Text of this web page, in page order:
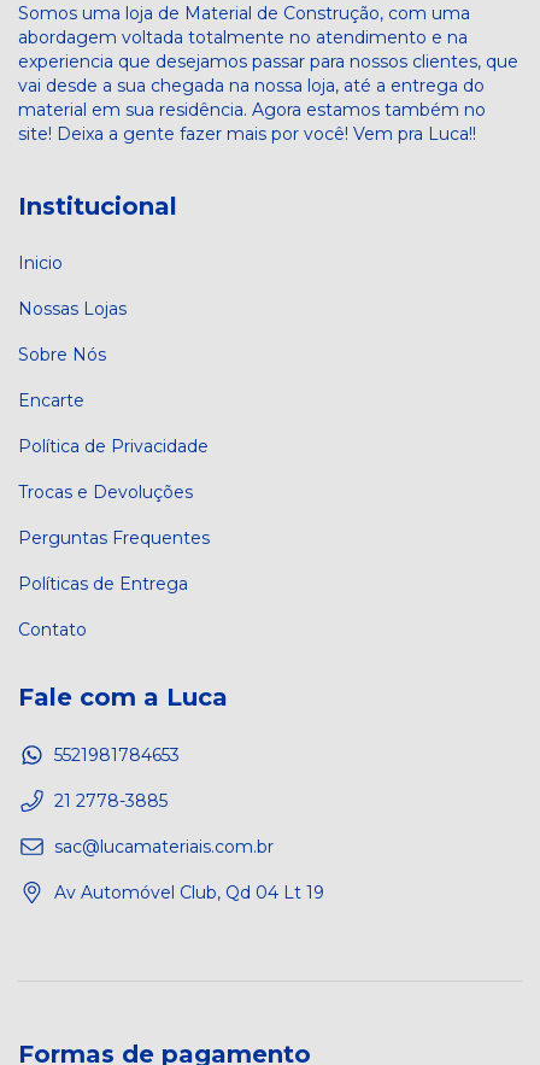
Somos uma loja de Material de Construção, com uma
abordagem voltada totalmente no atendimento e na
experiencia que desejamos passar para nossos clientes, que
vai desde a sua chegada na nossa loja, até a entrega do
material em sua residência. Agora estamos também no
site! Deixa a gente fazer mais por você! Vem pra Luca!!
Institucional
Inicio
Nossas Lojas
Sobre Nós
Encarte
Política de Privacidade
Trocas e Devoluções
Perguntas Frequentes
Políticas de Entrega
Contato
Fale com a Luca
5521981784653
21 2778-3885
sac@lucamateriais.com.br
Av Automóvel Club, Qd 04 Lt 19
Formas de pagamento